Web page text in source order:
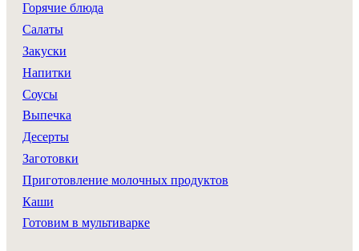
Горячие блюда
Салаты
Закуски
Напитки
Соусы
Выпечка
Десерты
Заготовки
Приготовление молочных продуктов
Каши
Готовим в мультиварке